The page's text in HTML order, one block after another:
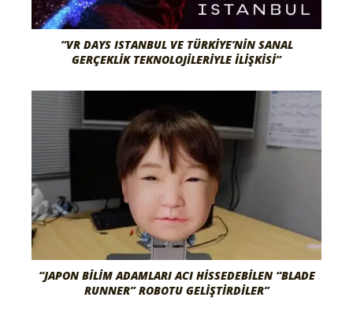
“VR DAYS ISTANBUL VE TÜRKIYE’NIN SANAL
GERÇEKLIK TEKNOLOJILERIYLE İLIŞKISI”
“JAPON BILIM ADAMLARI ACI HISSEDEBILEN “BLADE
RUNNER” ROBOTU GELIŞTIRDILER”